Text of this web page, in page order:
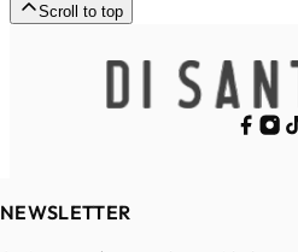
Scroll to top
NEWSLETTER